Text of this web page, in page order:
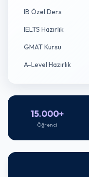
IB Özel Ders
IELTS Hazırlık
GMAT Kursu
A-Level Hazırlık
15.000+
Öğrenci